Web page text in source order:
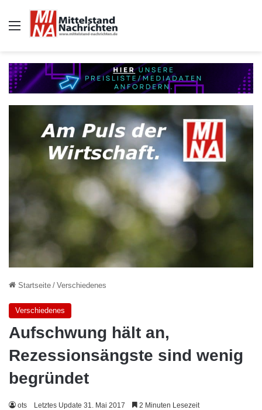
Auswahl
Startseite / Verschiedenes
Verschiedenes
Aufschwung hält an,
Rezessionsängste sind wenig
begründet
ots Letztes Update 31. Mai 2017 2 Minuten Lesezeit